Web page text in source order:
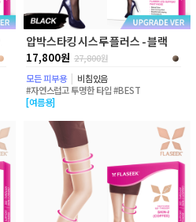
압박스타킹 시스루 플러스 - 블랙
17,800원 27,800원
모든 피부용
비침있음
#자연스럽고 투명한 타입 #BEST
[여름용]